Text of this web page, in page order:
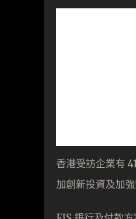
香港受訪企業有
加創新投資及加